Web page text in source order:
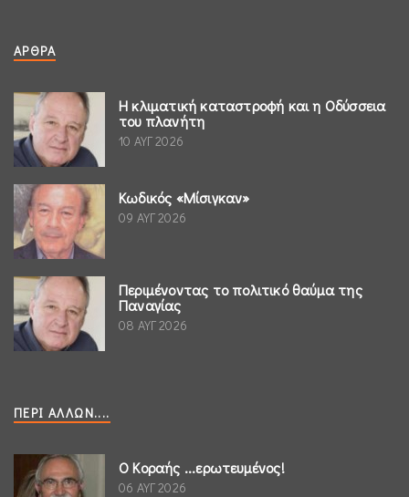
ΆΡΘΡΑ
Η κλιματική καταστροφή και η Οδύσσεια
του πλανήτη
10 ΑΥΓ 2026
Κωδικός «Μίσιγκαν»
09 ΑΥΓ 2026
Περιμένοντας το πολιτικό θαύμα της
Παναγίας
08 ΑΥΓ 2026
ΠΕΡΊ ΆΛΛΩΝ....
Ο Κοραής ...ερωτευμένος!
06 ΑΥΓ 2026